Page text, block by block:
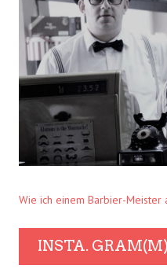
Wie ich einem Barbier-Meister
INSTA.